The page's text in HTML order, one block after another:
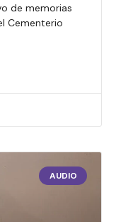
de memorias
Cementerio
AUDIO